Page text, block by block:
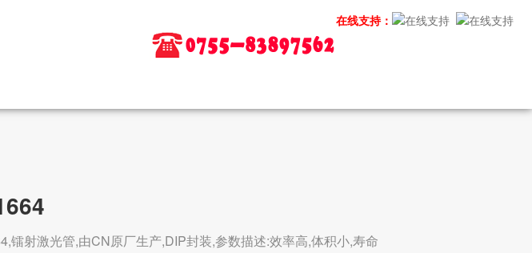
在线支持：
镭射激光管,由CN原厂生产,DIP封装,参数描述:效率高,体积小,寿命